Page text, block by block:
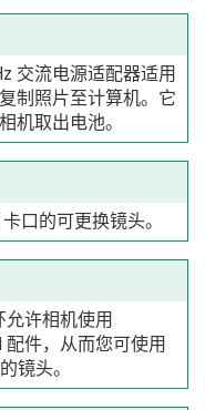
交流电源适配器适用
制照片至计算机。它
机取出电池。
口的可更换镜头。
允许相机使用
配件，从而您可使用
镜头。